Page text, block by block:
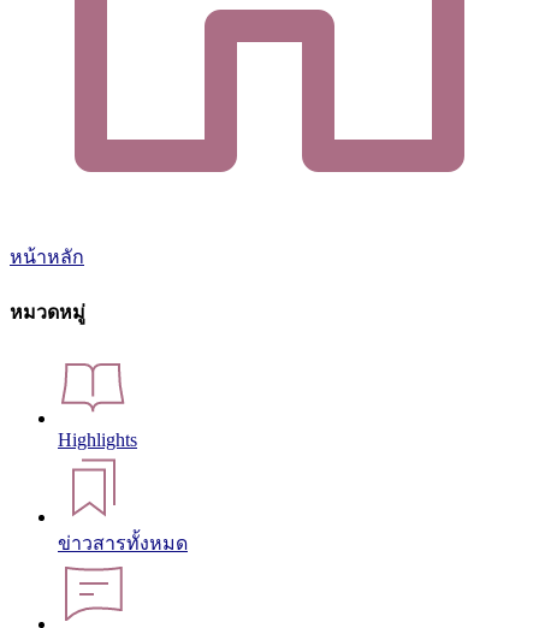
หน้าหลัก
หมวดหมู่
Highlights
ข่าวสารทั้งหมด